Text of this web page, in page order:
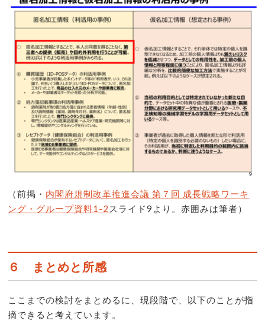
（前掲・ 内閣府規制改革推進会議 第７回 成長戦略ワーキ
ング・グループ資料1-2 スライド9より。赤囲みは筆者）
６ まとめと所感
ここまでの検討をまとめるに、現段階で、以下のことが指
摘できると考えています。